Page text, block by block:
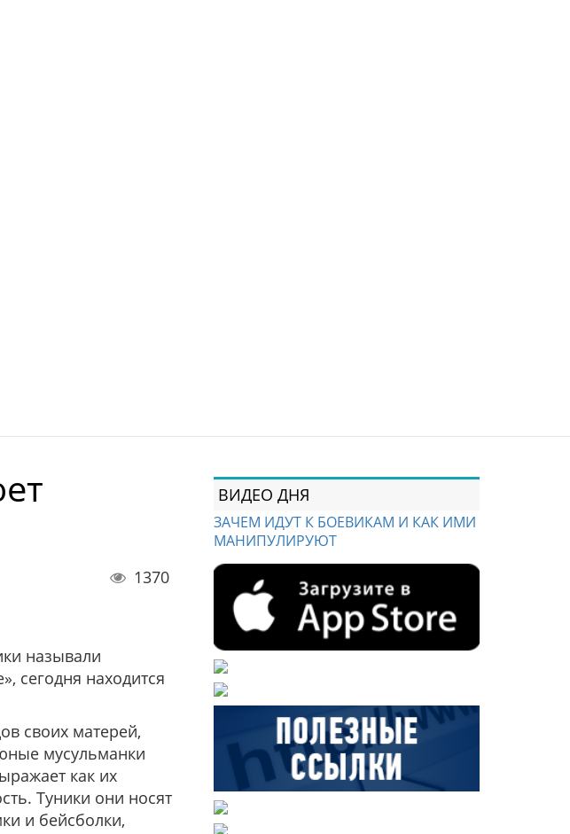
1370
называли
сегодня находится
своих матерей,
мусульманки
как их
Туники они носят
и бейсболки,
ВИДЕО ДНЯ
ЗАЧЕМ ИДУТ К БОЕВИКАМ И КАК ИМИ
МАНИПУЛИРУЮТ